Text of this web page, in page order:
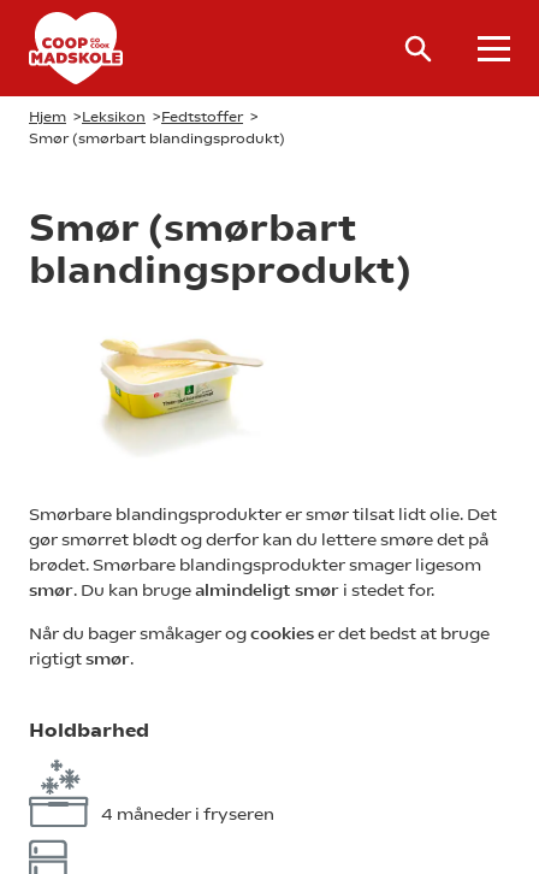
Hjem >Leksikon >Fedtstoffer >
Smør (smørbart blandingsprodukt)
Smør (smørbart
blandingsprodukt)
Smørbare blandingsprodukter er smør tilsat lidt olie. Det
gør smørret blødt og derfor kan du lettere smøre det på
brødet. Smørbare blandingsprodukter smager ligesom
smør. Du kan brugealmindeligt smør i stedet for.
Når du bager småkager ogcookieser det bedst at bruge
rigtigtsmør.
Holdbarhed
4 måneder i fryseren